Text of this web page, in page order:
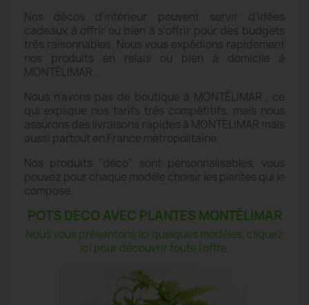
Nos décos d'intérieur peuvent servir d'idées
cadeaux à offrir ou bien à s'offrir pour des budgets
très raisonnables. Nous vous expédions rapidement
nos produits en relais ou bien à domicile à
MONTÉLIMAR .
Nous n'avons pas de boutique à MONTÉLIMAR , ce
qui explique nos tarifs très compétitifs, mais nous
assurons des livraisons rapides à MONTÉLIMAR mais
aussi partout en France métropolitaine.
Nos produits "déco" sont personnalisables, vous
pouvez pour chaque modèle choisir les plantes qui le
compose.
POTS DECO AVEC PLANTES MONTÉLIMAR
Nous vous présentons ici quelques modèles, cliquez
ici pour découvrir toute l'offre.